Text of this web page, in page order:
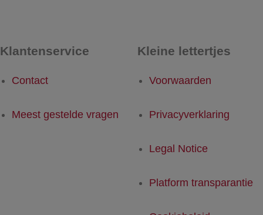
Klantenservice
Contact
Meest gestelde vragen
Kleine lettertjes
Voorwaarden
Privacyverklaring
Legal Notice
Platform transparantie